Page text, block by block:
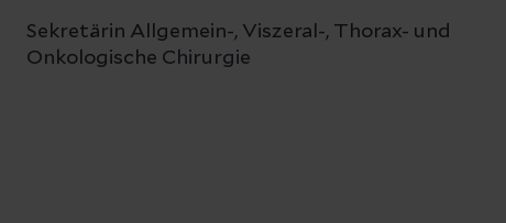
Sekretärin Allgemein-, Viszeral-, Thorax- und
Onkologische Chirurgie